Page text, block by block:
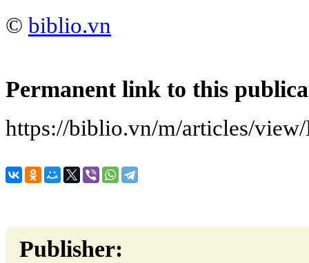
© biblio.vn
Permanent link to this
https://biblio.vn/m/articles/
Publisher: